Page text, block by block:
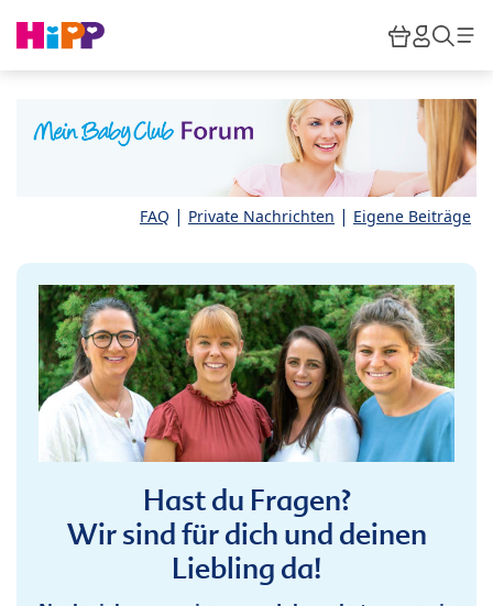
HiPP
FAQ | Private Nachrichten | Eigene Beiträge
Hast du Fragen?
Wir sind für dich und deinen
Liebling da!